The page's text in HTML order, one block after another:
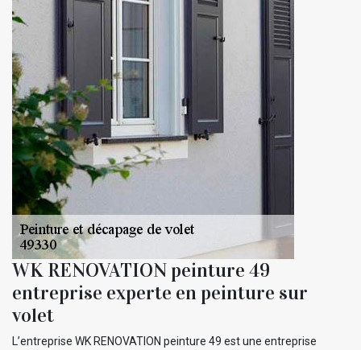
WK RENOVATION peinture 49
entreprise experte en peinture sur
volet
L’entreprise WK RENOVATION peinture 49 est une entreprise